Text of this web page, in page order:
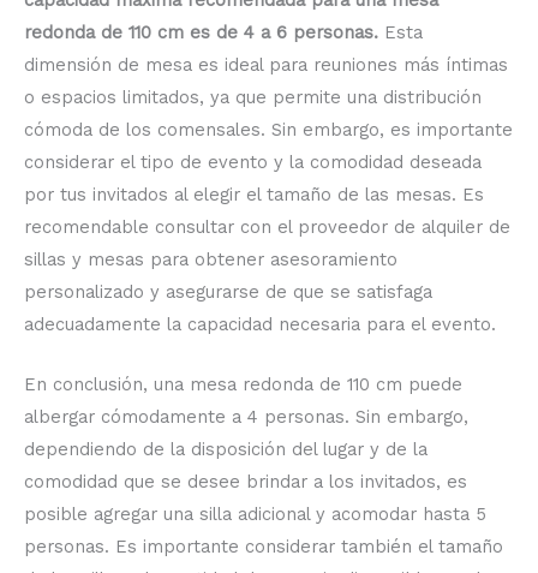
redonda de 110 cm es de 4 a 6 personas. Esta
dimensión de mesa es ideal para reuniones más íntimas
o espacios limitados, ya que permite una distribución
cómoda de los comensales. Sin embargo, es importante
considerar el tipo de evento y la comodidad deseada
por tus invitados al elegir el tamaño de las mesas. Es
recomendable consultar con el proveedor de alquiler de
sillas y mesas para obtener asesoramiento
personalizado y asegurarse de que se satisfaga
adecuadamente la capacidad necesaria para el evento.
En conclusión, una mesa redonda de 110 cm puede
albergar cómodamente a 4 personas. Sin embargo,
dependiendo de la disposición del lugar y de la
comodidad que se desee brindar a los invitados, es
posible agregar una silla adicional y acomodar hasta 5
personas. Es importante considerar también el tamaño